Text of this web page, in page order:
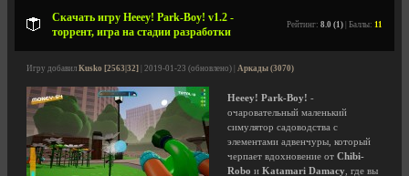
Скачать игру Heeey! Park-Boy! v1.2 -
торрент, игра на стадии разработки
Рейтинг: 8.0 (1) | Баллы: 11
Игру добавил Kusko [2563|32] | 2019-01-23 (обновлено) | Аркады (3070)
Heeey! Park-Boy! -
очаровательный маленький
симулятор садоводства с
элементами адвенчуры, который
черпает вдохновение от Chibi-
Robo и Katamari Damacy , где вы